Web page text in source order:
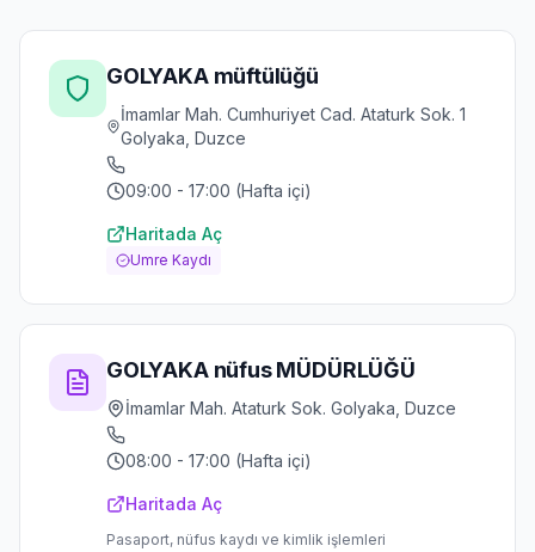
GOLYAKA müftülüğü
İmamlar Mah. Cumhuriyet Cad. Ataturk Sok. 1
Golyaka, Duzce
09:00 - 17:00 (Hafta içi)
Haritada Aç
Umre Kaydı
GOLYAKA nüfus MÜDÜRLÜĞÜ
İmamlar Mah. Ataturk Sok. Golyaka, Duzce
08:00 - 17:00 (Hafta içi)
Haritada Aç
Pasaport, nüfus kaydı ve kimlik işlemleri